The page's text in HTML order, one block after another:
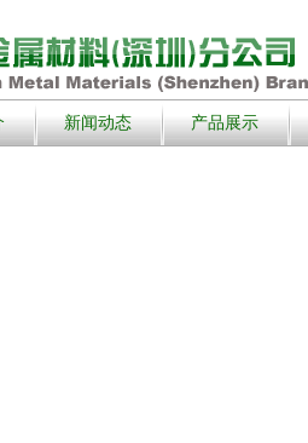
新闻动态 产品展示